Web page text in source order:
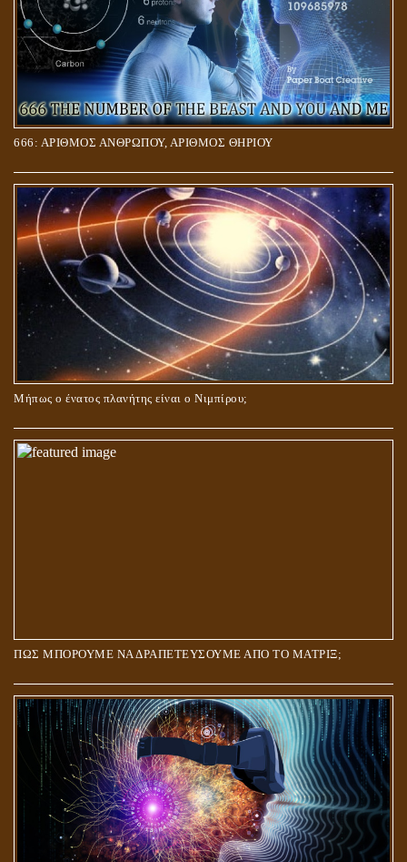
666: ΑΡΙΘΜΟΣ ΑΝΘΡΩΠΟΥ, ΑΡΙΘΜΟΣ ΘΗΡΙΟΥ
Μήπως ο ένατος πλανήτης είναι ο Νιμπίρου;
ΠΩΣ ΜΠΟΡΟΥΜΕ ΝΑ ΔΡΑΠΕΤΕΥΣΟΥΜΕ ΑΠΟ ΤΟ ΜΑΤΡΙΞ;